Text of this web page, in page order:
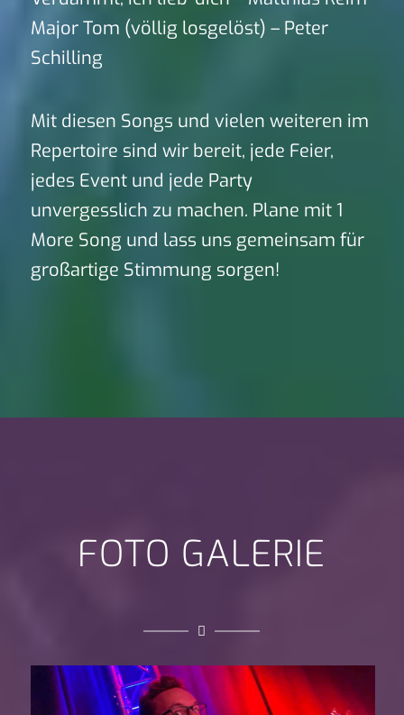
Major Tom (völlig losgelöst) – Peter
Schilling
Mit diesen Songs und vielen weiteren im
Repertoire sind wir bereit, jede Feier,
jedes Event und jede Party
unvergesslich zu machen. Plane mit 1
More Song und lass uns gemeinsam für
großartige Stimmung sorgen!
FOTO GALERIE